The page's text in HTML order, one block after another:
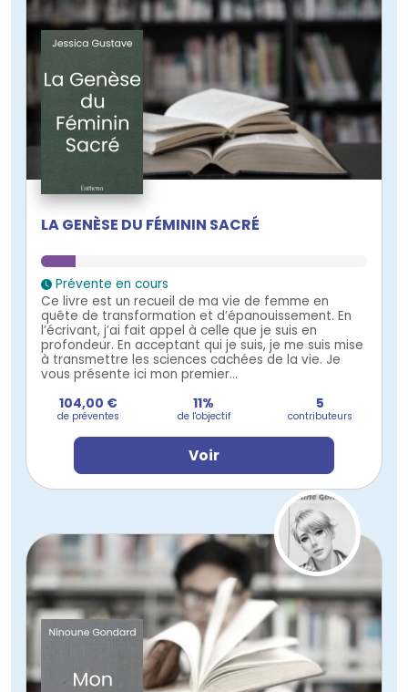
LA GENÈSE DU FÉMININ SACRÉ
Prévente en cours
Ce livre est un recueil de ma vie de femme en
quête de transformation et d’épanouissement. En
l’écrivant, j’ai fait appel à celle que je suis en
profondeur. En acceptant qui je suis, je me suis mise
à transmettre les sciences cachées de la vie. Je
vous présente ici mon premier...
104,00 €
de préventes
11%
de l'objectif
5
contributeurs
Voir